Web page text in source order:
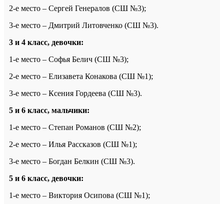
2-е место – Сергей Генералов (СШ №3);
3-е место – Дмитрий Литовченко (СШ №3).
3 и 4 класс, девочки:
1-е место – Софья Белич (СШ №3);
2-е место – Елизавета Конакова (СШ №1);
3-е место – Ксения Гордеева (СШ №3).
5 и 6 класс, мальчики:
1-е место – Степан Романов (СШ №2);
2-е место – Илья Рассказов (СШ №1);
3-е место – Богдан Белкин (СШ №3).
5 и 6 класс, девочки:
1-е место – Виктория Осипова (СШ №1);